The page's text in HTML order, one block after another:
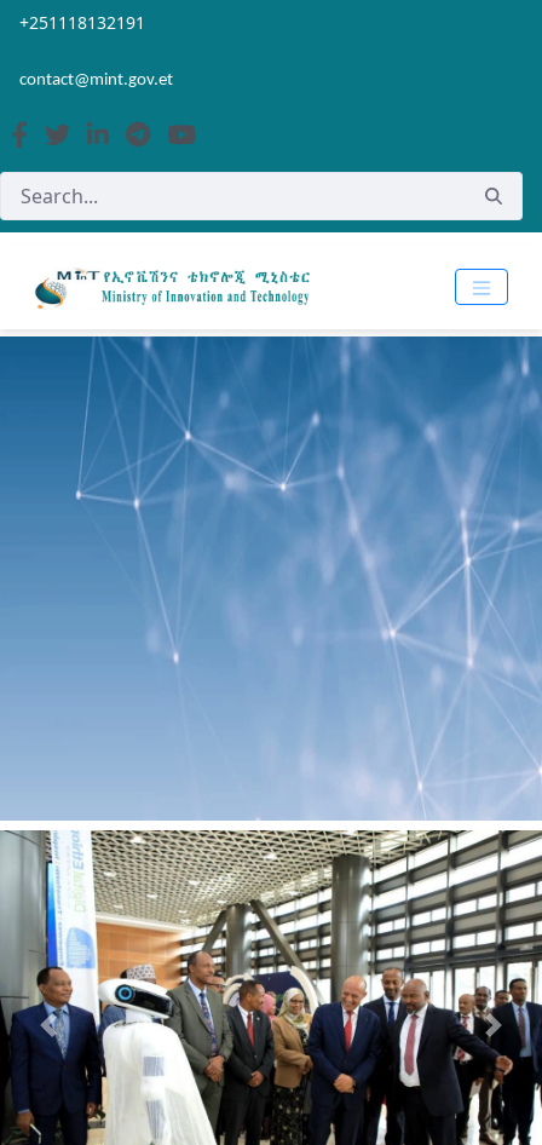
Skip to Main Content
Open Accessibility Menu
+251118132191
contact@mint.gov.et
Previous Next